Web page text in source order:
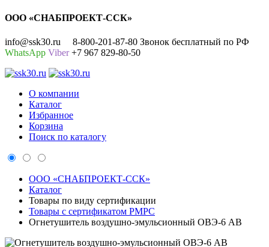
ООО «СНАБПРОЕКТ-ССК»
info@ssk30.ru
8-800-201-87-80 Звонок бесплатный по РФ
WhatsApp Viber+7 967 829-80-50
О компании
Каталог
Избранное
Корзина
Поиск по каталогу
ООО «СНАБПРОЕКТ-ССК»
Каталог
Товары по виду сертификации
Товары с сертификатом РМРС
Огнетушитель воздушно-эмульсионный ОВЭ-6 АВ